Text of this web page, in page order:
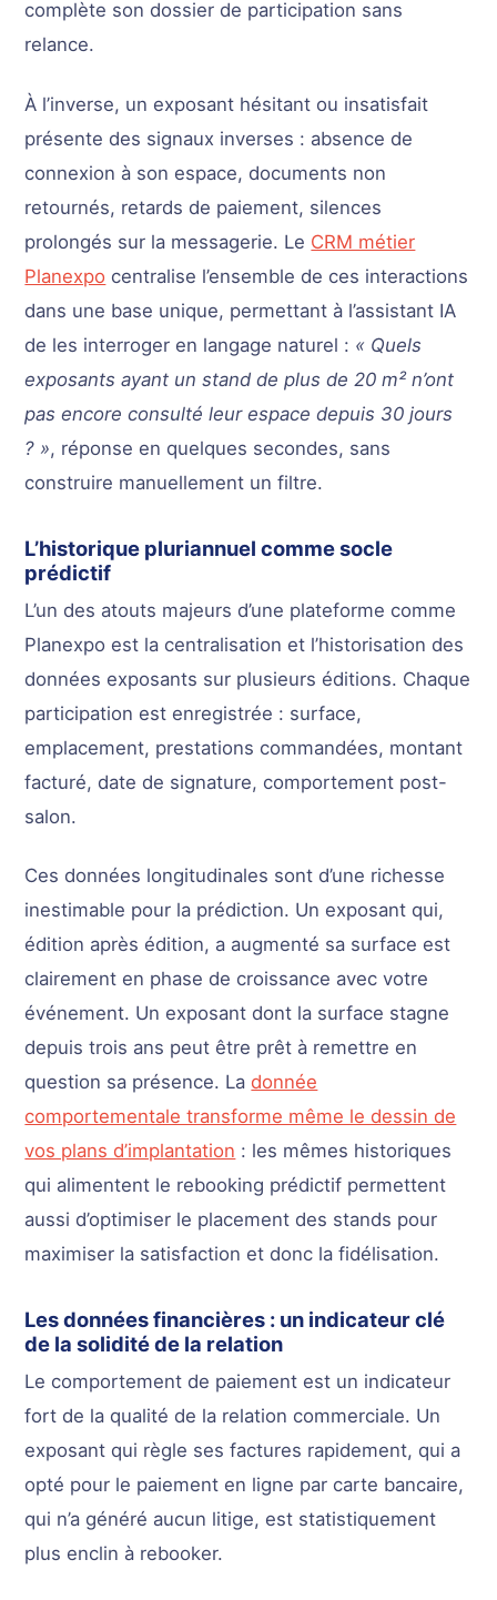
complète son dossier de participation sans
relance.
À l’inverse, un exposant hésitant ou insatisfait
présente des signaux inverses : absence de
connexion à son espace, documents non
retournés, retards de paiement, silences
prolongés sur la messagerie. Le CRM métier
Planexpo centralise l’ensemble de ces interactions
dans une base unique, permettant à l’assistant IA
de les interroger en langage naturel : « Quels
exposants ayant un stand de plus de 20 m² n’ont
pas encore consulté leur espace depuis 30 jours
? », réponse en quelques secondes, sans
construire manuellement un filtre.
L’historique pluriannuel comme socle
prédictif
L’un des atouts majeurs d’une plateforme comme
Planexpo est la centralisation et l’historisation des
données exposants sur plusieurs éditions. Chaque
participation est enregistrée : surface,
emplacement, prestations commandées, montant
facturé, date de signature, comportement post-
salon.
Ces données longitudinales sont d’une richesse
inestimable pour la prédiction. Un exposant qui,
édition après édition, a augmenté sa surface est
clairement en phase de croissance avec votre
événement. Un exposant dont la surface stagne
depuis trois ans peut être prêt à remettre en
question sa présence. La donnée
comportementale transforme même le dessin de
vos plans d’implantation : les mêmes historiques
qui alimentent le rebooking prédictif permettent
aussi d’optimiser le placement des stands pour
maximiser la satisfaction et donc la fidélisation.
Les données financières : un indicateur clé
de la solidité de la relation
Le comportement de paiement est un indicateur
fort de la qualité de la relation commerciale. Un
exposant qui règle ses factures rapidement, qui a
opté pour le paiement en ligne par carte bancaire,
qui n’a généré aucun litige, est statistiquement
plus enclin à rebooker.